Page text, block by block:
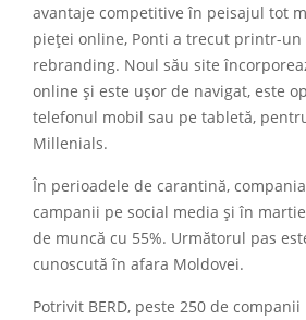
avantaje competitive în peisajul tot
pieței online, Ponti a trecut printr-un
rebranding. Noul său site
online și este ușor de navigat, este
telefonul mobil sau pe tabletă,
Millenials.
În perioadele de carantină,
campanii pe social media și în
de muncă cu 55%. Următorul pas
cunoscută în afara Moldovei.
Potrivit BERD, peste 250 de